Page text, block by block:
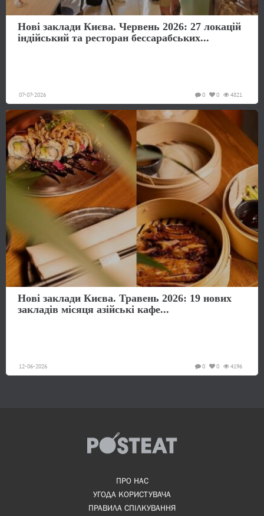
Нові заклади Києва. Червень 2026: 27 локацій
індійський та ресторан бессарабських...
07-07-2026 4821
0
0
Нові заклади Києва. Травень 2026: 19 нових
закладів місяця азійські кафе...
12-06-2026 4196
0
0
ПРО НАС
УГОДА КОРИСТУВАЧА
ПРАВИЛА СПІЛКУВАННЯ